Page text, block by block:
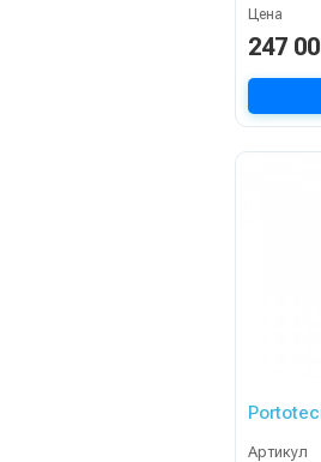
Цена
247
Артикул